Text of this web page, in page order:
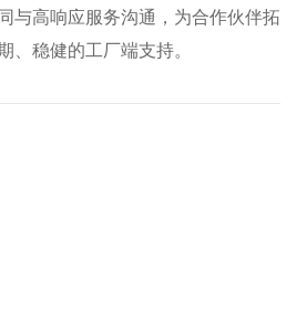
与高响应服务沟通，为合作伙伴拓
、稳健的工厂端支持。